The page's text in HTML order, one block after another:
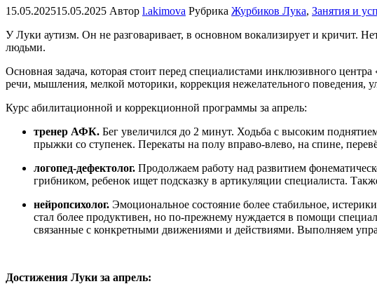
15.05.202515.05.2025 Автор l.akimova Рубрика Журбиков Лука, Занятия и
У Луки аутизм. Он не разговаривает, в основном вокализирует и кричит.
людьми.
Основная задача, которая стоит перед специалистами инклюзивного
речи, мышления, мелкой моторики, коррекция нежелательного поведения,
Курс абилитационной и коррекционной программы за апрель:
тренер АФК. Бег увеличился до 2 минут. Ходьба с высоким
прыжки со ступенек. Перекаты на полу вправо-влево, на спине,
логопед-дефектолог. Продолжаем работу над развитием
грибником, ребенок ищет подсказку в артикуляции специалиста.
нейропсихолог. Эмоциональное состояние более стабильное,
стал более продуктивен, но по-прежнему нуждается в помощи
связанные с конкретными движениями и действиями. Выполняем
Достижения Луки за апрель: